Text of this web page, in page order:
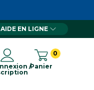
AIDE EN LIGNE
/Panier
0